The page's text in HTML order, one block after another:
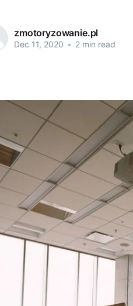
zmotoryzowanie.pl
Dec 11, 2020 • 2 min read